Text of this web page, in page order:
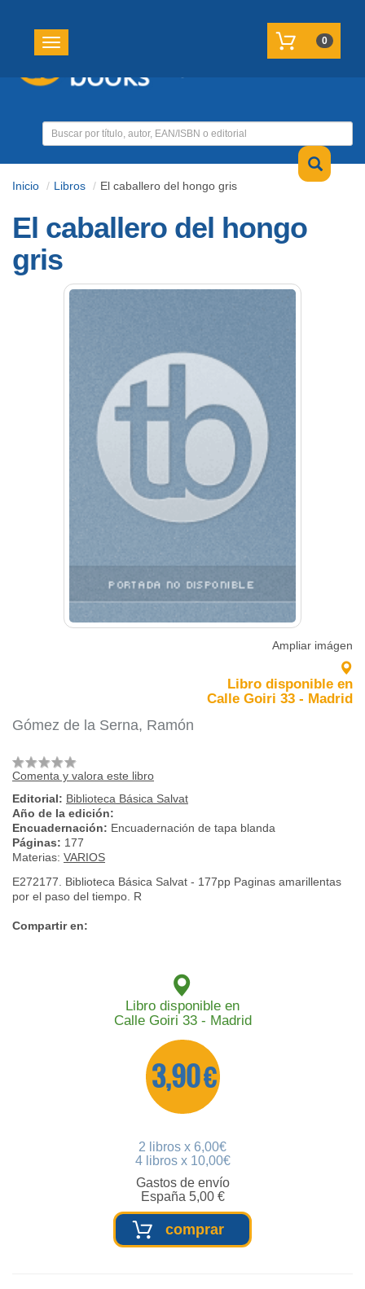
Toggle navigation 0
Inicio Libros El caballero del hongo gris
El caballero del hongo
gris
Ampliar imágen
Libro disponible en
Calle Goiri 33 - Madrid
Gómez de la Serna, Ramón
Comenta y valora este libro
Editorial: Biblioteca Básica Salvat
Año de la edición:
Encuadernación: Encuadernación de tapa blanda
Páginas: 177
Materias: VARIOS
E272177. Biblioteca Básica Salvat - 177pp Paginas amarillentas
por el paso del tiempo. R
Compartir en:
Libro disponible en
Calle Goiri 33 - Madrid
3,90 €
2 libros x 6,00€
4 libros x 10,00€
Gastos de envío
España 5,00 €
comprar